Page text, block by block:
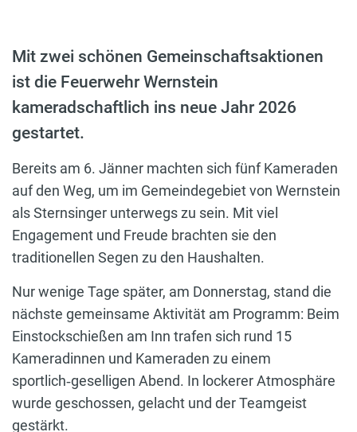
Mit zwei schönen Gemeinschaftsaktionen
ist die Feuerwehr Wernstein
kameradschaftlich ins neue Jahr 2026
gestartet.
Bereits am 6. Jänner machten sich fünf Kameraden
auf den Weg, um im Gemeindegebiet von Wernstein
als Sternsinger unterwegs zu sein. Mit viel
Engagement und Freude brachten sie den
traditionellen Segen zu den Haushalten.
Nur wenige Tage später, am Donnerstag, stand die
nächste gemeinsame Aktivität am Programm: Beim
Einstockschießen am Inn trafen sich rund 15
Kameradinnen und Kameraden zu einem
sportlich‑geselligen Abend. In lockerer Atmosphäre
wurde geschossen, gelacht und der Teamgeist
gestärkt.